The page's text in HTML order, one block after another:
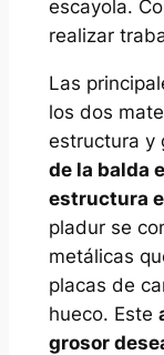
escayola.
realizar
Las
los dos
estructura y
de la balda
estructura
pladur se
metálicas
placas de
hueco. Este
grosor